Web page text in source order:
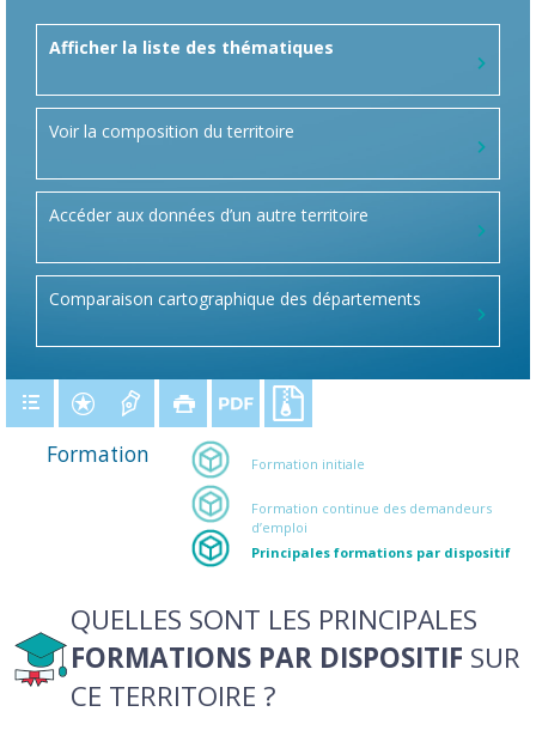
Afficher la liste des thématiques
Voir la composition du territoire
Accéder aux données d’un autre territoire
Comparaison cartographique des départements
Formation Formation initiale
Formation continue des demandeurs
d’emploi
Principales formations par dispositif
QUELLES SONT LES PRINCIPALES
FORMATIONS PAR DISPOSITIF SUR
CE TERRITOIRE ?